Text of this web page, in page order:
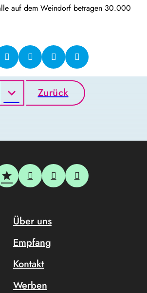
auf dem Weindorf betragen 30.000
Zurück
Über uns
Empfang
Kontakt
Werben